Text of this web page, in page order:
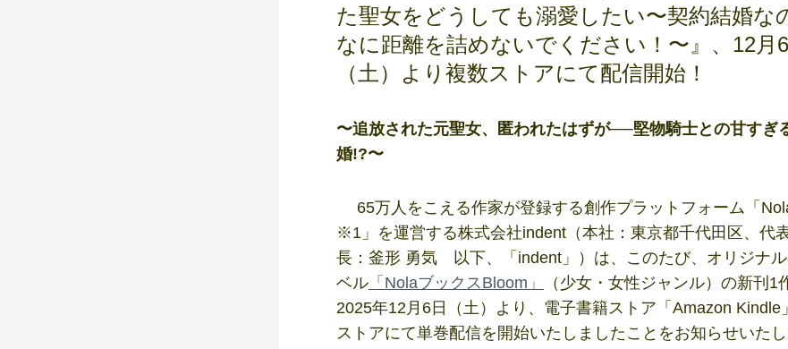
た聖女をどうしても溺愛したい〜契約結婚な
なに距離を詰めないでください！〜』、12月6
（土）より複数ストアにて配信開始！
〜追放された元聖女、匿われたはずが──堅物騎士との甘すぎ
婚!?〜
65万人をこえる作家が登録する創作プラットフォーム「
※1」を運営する株式会社indent（本社：東京都千代田区、代
長：釜形 勇気 以下、「indent」）は、このたび、オリジナ
ベル 「NolaブックスBloom」
（少女・女性ジャンル）の新刊1
2025年12月6日（土）より、電子書籍ストア「Amazon Kindle
ストアにて単巻配信を開始いたしましたことをお知らせいたし